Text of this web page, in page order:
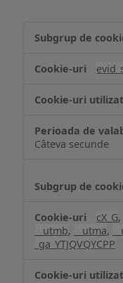
Câteva secunde
cX_G,
__utmb, __utma,
_ga_YTJQVQYCPP